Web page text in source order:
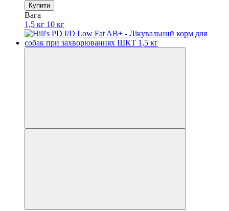
Купити
Вага
1,5 кг 10 кг